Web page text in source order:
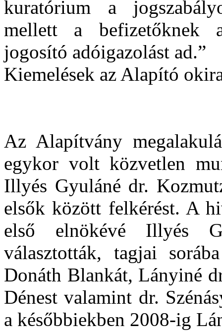
kuratórium a
mellett a befizetőknek
jogosító adóigazolást ad.”
Kiemelések az Alapító
Az Alapítvány
egykor volt közvetlen
Illyés Gyuláné dr.
elsők között felkérést. A
első elnökévé Illyés
választották, tagjai
Donáth Blankát, Lányiné
Dénest valamint dr.
a későbbiekben 2008-ig